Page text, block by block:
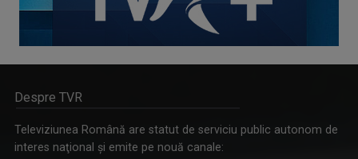
Despre TVR
Televiziunea Română are statut de serviciu public autonom de
interes naţional şi emite pe nouă canale: